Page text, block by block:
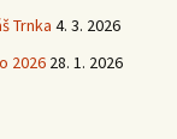
Trnka 4. 3. 2026
2026 28. 1. 2026